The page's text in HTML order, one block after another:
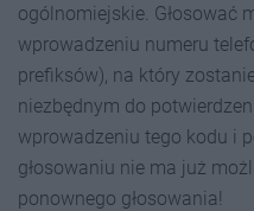
ogólnomiejskie. Głosować
wprowadzeniu numeru
prefiksów), na który
niezbędnym do
wprowadzeniu tego kodu i
głosowaniu nie ma już
ponownego głosowania!